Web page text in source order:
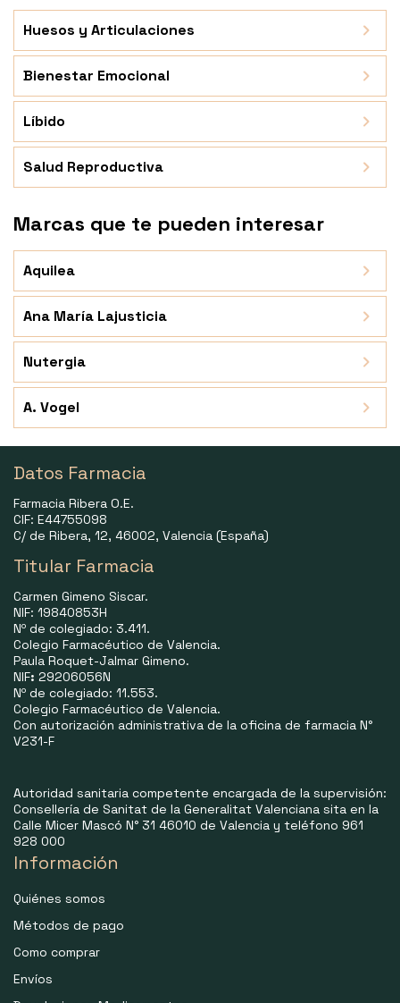
Huesos y Articulaciones
Bienestar Emocional
Líbido
Salud Reproductiva
Marcas que te pueden interesar
Aquilea
Ana María Lajusticia
Nutergia
A. Vogel
Datos Farmacia
Farmacia Ribera O.E.
CIF: E44755098
C/ de Ribera, 12, 46002, Valencia (España)
Titular Farmacia
Carmen Gimeno Siscar.
NIF: 19840853H
Nº de colegiado: 3.411.
Colegio Farmacéutico de Valencia.
Paula Roquet-Jalmar Gimeno.
NIF: 29206056N
Nº de colegiado: 11.553.
Colegio Farmacéutico de Valencia.
Con autorización administrativa de la oficina de farmacia N°
V231-F
Autoridad sanitaria competente encargada de la supervisión:
Consellería de Sanitat de la Generalitat Valenciana sita en la
Calle Micer Mascó N° 31 46010 de Valencia y teléfono 961
928 000
Información
Quiénes somos
Métodos de pago
Como comprar
Envíos